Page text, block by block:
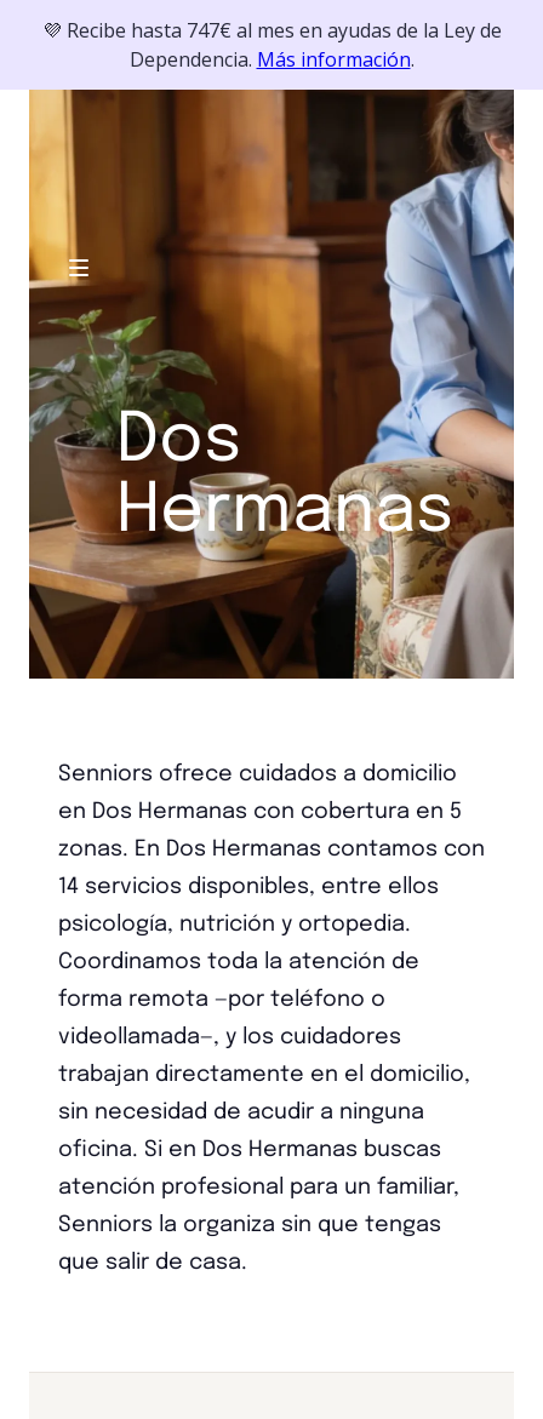
💜 Recibe hasta 747€ al mes en ayudas de la Ley de
Dependencia. Más información.
Dos
Hermanas
Senniors ofrece cuidados a domicilio
en Dos Hermanas con cobertura en 5
zonas. En Dos Hermanas contamos con
14 servicios disponibles, entre ellos
psicología, nutrición y ortopedia.
Coordinamos toda la atención de
forma remota —por teléfono o
videollamada—, y los cuidadores
trabajan directamente en el domicilio,
sin necesidad de acudir a ninguna
oficina. Si en Dos Hermanas buscas
atención profesional para un familiar,
Senniors la organiza sin que tengas
que salir de casa.